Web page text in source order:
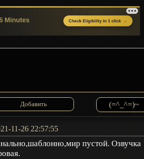
(=^_^=)~
11-26 22:57:55
пустой. Озвучка